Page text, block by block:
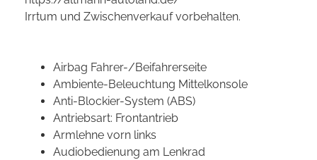
Irrtum und Zwischenverkauf vorbehalten.
Airbag Fahrer-/Beifahrerseite
Ambiente-Beleuchtung Mittelkonsole
Anti-Blockier-System (ABS)
Antriebsart: Frontantrieb
Armlehne vorn links
Audiobedienung am Lenkrad